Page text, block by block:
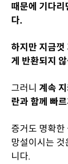
때문에 기다리
다.
하지만 지금껏
게 반환되지
그러니 계속
란과 함께 빠
증거도 명확한
망설이시는 것
니다.